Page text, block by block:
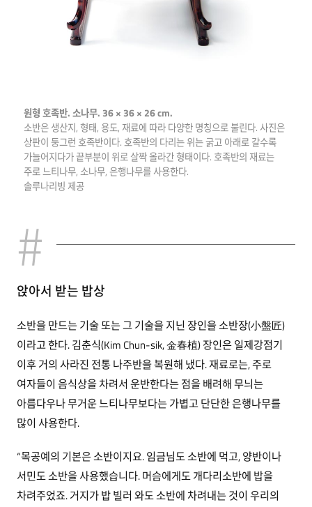
원형 호족반. 소나무. 36 × 36 × 26 cm.
소반은 생산지, 형태, 용도, 재료에 따라 다양한 명칭으로 불린다. 사진은
상판이 둥그런 호족반이다. 호족반의 다리는 위는 굵고 아래로 갈수록
가늘어지다가 끝부분이 위로 살짝 올라간 형태이다. 호족반의 재료는
주로 느티나무, 소나무, 은행나무를 사용한다.
솔루나리빙 제공
앉아서 받는 밥상
소반을 만드는 기술 또는 그 기술을 지닌 장인을 소반장(小盤匠)
이라고 한다. 김춘식(Kim Chun-sik, 金春植) 장인은 일제강점기
이후 거의 사라진 전통 나주반을 복원해 냈다. 재료로는, 주로
여자들이 음식상을 차려서 운반한다는 점을 배려해 무늬는
아름다우나 무거운 느티나무보다는 가볍고 단단한 은행나무를
많이 사용한다.
“목공예의 기본은 소반이지요. 임금님도 소반에 먹고, 양반이나
서민도 소반을 사용했습니다. 머슴에게도 개다리소반에 밥을
차려주었죠. 거지가 밥 빌러 와도 소반에 차려내는 것이 우리의